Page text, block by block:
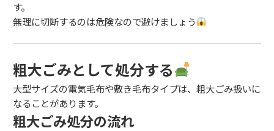
す。
無理に切断するのは危険なので避けましょう
粗大ごみとして処分する
大型サイズの電気毛布や敷き毛布タイプは、粗大ごみ扱いに
なることがあります。
粗大ごみ処分の流れ